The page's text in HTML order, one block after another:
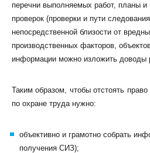
перечни выполняемых работ, планы и
проверок (проверки и пути
непосредственной близости от
производственных факторов,
информации можно изложить доводы
Таким образом, чтобы отстоять
по охране труда нужно:
объективно и грамотно собрать
получения СИЗ);